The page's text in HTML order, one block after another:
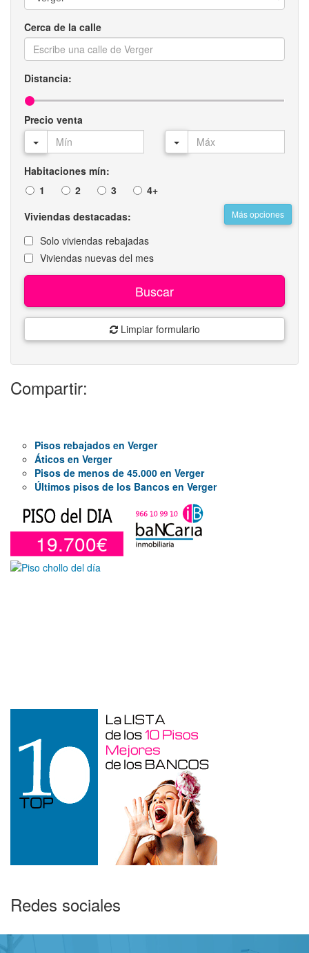
Cerca de la calle
Distancia:
Precio venta
Habitaciones mín:
1
2 3 4+
Más opciones
Viviendas destacadas:
Solo viviendas rebajadas
Viviendas nuevas del mes
Buscar
Limpiar formulario
Compartir:
Pisos rebajados en Verger
Áticos en Verger
Pisos de menos de 45.000 en Verger
Últimos pisos de los Bancos en Verger
19.700€
Redes sociales